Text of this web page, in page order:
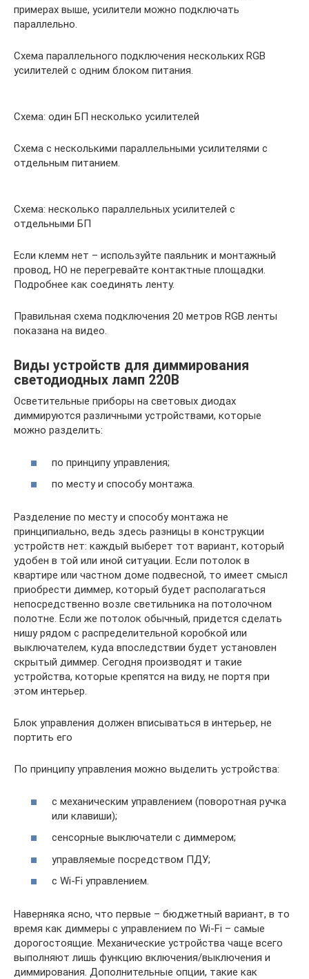
примерах выше, усилители можно подключать
параллельно.
Схема параллельного подключения нескольких RGB
усилителей с одним блоком питания.
Схема: один БП несколько усилителей
Схема с несколькими параллельными усилителями с
отдельным питанием.
Схема: несколько параллельных усилителей с
отдельными БП
Если клемм нет – используйте паяльник и монтажный
провод, НО не перегревайте контактные площадки.
Подробнее как соединять ленту.
Правильная схема подключения 20 метров RGB ленты
показана на видео.
Виды устройств для диммирования
светодиодных ламп 220В
Осветительные приборы на световых диодах
диммируются различными устройствами, которые
можно разделить:
по принципу управления;
по месту и способу монтажа.
Разделение по месту и способу монтажа не
принципиально, ведь здесь разницы в конструкции
устройств нет: каждый выберет тот вариант, который
удобен в той или иной ситуации. Если потолок в
квартире или частном доме подвесной, то имеет смысл
приобрести диммер, который будет располагаться
непосредственно возле светильника на потолочном
полотне. Если же потолок обычный, придется сделать
нишу рядом с распределительной коробкой или
выключателем, куда впоследствии будет установлен
скрытый диммер. Сегодня производят и такие
устройства, которые крепятся на виду, не портя при
этом интерьер.
Блок управления должен вписываться в интерьер, не
портить его
По принципу управления можно выделить устройства:
с механическим управлением (поворотная ручка
или клавиши);
сенсорные выключатели с диммером;
управляемые посредством ПДУ;
с Wi-Fi управлением.
Наверняка ясно, что первые – бюджетный вариант, в то
время как диммеры с управлением по Wi-Fi – самые
дорогостоящие. Механические устройства чаще всего
выполняют лишь функцию включения/выключения и
диммирования. Дополнительные опции, такие как